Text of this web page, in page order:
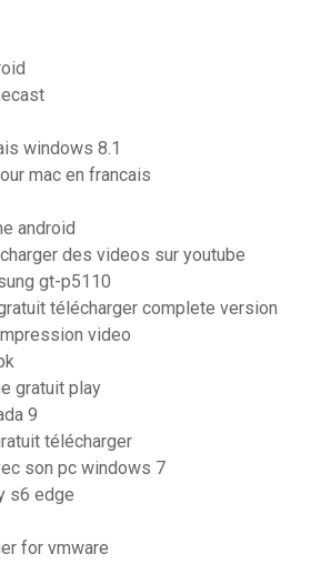
windows 8.1
mac en francais
android
des videos sur youtube
gt-p5110
télécharger complete version
video
gratuit play
9
télécharger
son pc windows 7
s6 edge
for vmware